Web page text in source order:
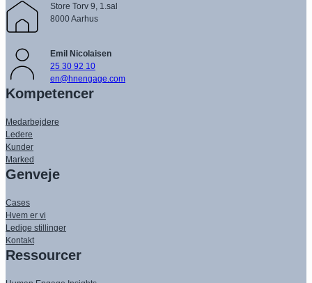
Store Torv 9, 1.sal
8000 Aarhus
Emil Nicolaisen
25 30 92 10
en@hnengage.com
Kompetencer
Medarbejdere
Ledere
Kunder
Marked
Genveje
Cases
Hvem er vi
Ledige stillinger
Kontakt
Ressourcer